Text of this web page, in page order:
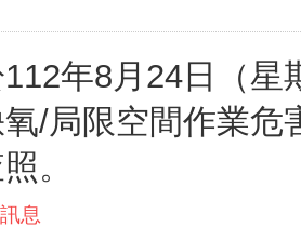
年8月24日（星
/局限空間作業危
。
息